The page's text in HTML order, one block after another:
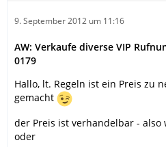
9. September 2012 um 11:16
AW: Verkaufe diverse VIP
0179
Hallo, lt. Regeln ist ein Preis zu
gemacht
der Preis ist verhandelbar -
oder